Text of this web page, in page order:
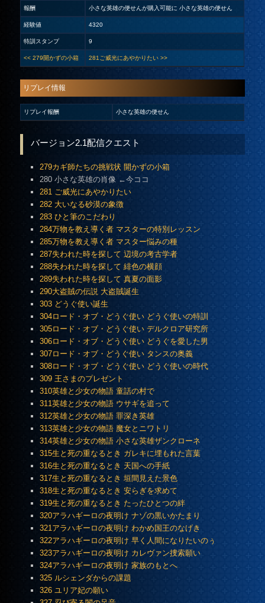
報酬 小さな英雄の便せんが購入可能に 小さな英雄の便せん
経験値 4320
特訓スタンプ 9
<< 279開かずの小箱 281ご威光にあやかりたい >>
リプレイ情報
リプレイ報酬 小さな英雄の便せん
バージョン2.1配信クエスト
279カギ師たちの挑戦状 開かずの小箱
280 小さな英雄の肖像 ←今ココ
281 ご威光にあやかりたい
282 大いなる砂漠の象徴
283 ひと筆のこだわり
284万物を教え導く者 マスターの特別レッスン
285万物を教え導く者 マスター悩みの種
287失われた時を探して 辺境の考古学者
288失われた時を探して 緋色の横顔
289失われた時を探して 真夏の面影
290大盗賊の伝説 大盗賊誕生
303 どうぐ使い誕生
304ロード・オブ・どうぐ使い どうぐ使いの特訓
305ロード・オブ・どうぐ使い デルクロア研究所
306ロード・オブ・どうぐ使い どうぐを愛した男
307ロード・オブ・どうぐ使い タンスの奥義
308ロード・オブ・どうぐ使い どうぐ使いの時代
309 王さまのプレゼント
310英雄と少女の物語 童話の村で
311英雄と少女の物語 ウサギを追って
312英雄と少女の物語 罪深き英雄
313英雄と少女の物語 魔女とニワトリ
314英雄と少女の物語 小さな英雄ザンクローネ
315生と死の重なるとき ガレキに埋もれた言葉
316生と死の重なるとき 天国への手紙
317生と死の重なるとき 垣間見えた景色
318生と死の重なるとき 安らぎを求めて
319生と死の重なるとき たったひとつの絆
320アラハギーロの夜明け ナゾの黒いかたまり
321アラハギーロの夜明け わかめ国王のなげき
322アラハギーロの夜明け 早く人間になりたいのぅ
323アラハギーロの夜明け カレヴァン捜索願い
324アラハギーロの夜明け 家族のもとへ
325 ルシェンダからの課題
326 ユリア妃の願い